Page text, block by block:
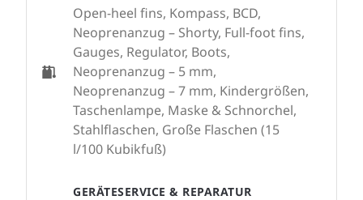
Open-heel fins, Kompass, BCD,
Neoprenanzug – Shorty, Full-foot fins,
Gauges, Regulator, Boots,
Neoprenanzug – 5 mm,
Neoprenanzug – 7 mm, Kindergrößen,
Taschenlampe, Maske & Schnorchel,
Stahlflaschen, Große Flaschen (15
l/100 Kubikfuß)
GERÄTESERVICE & REPARATUR